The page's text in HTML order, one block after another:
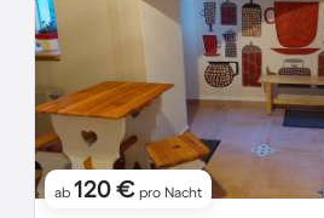
ab 120 € pro Nacht